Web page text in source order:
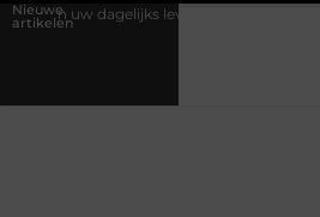
Nieuwe
artikelen
leven Geurverspreider en